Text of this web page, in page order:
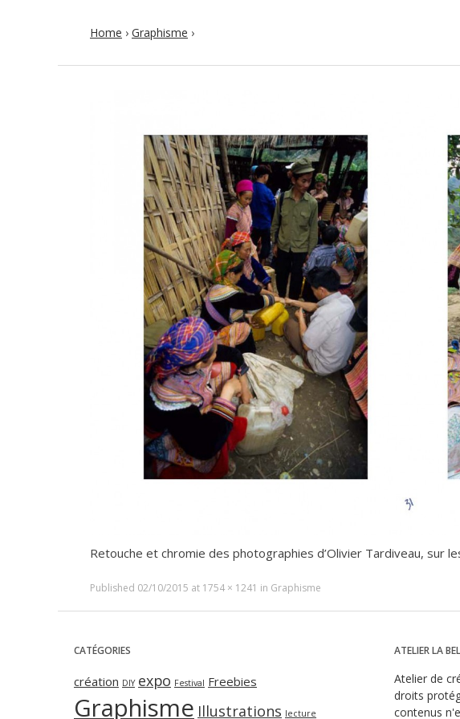
Home › Graphisme ›
Retouche et chromie des photographies d’Olivier Tardiveau, sur
Published 02/10/2015 at 1754 × 1241 in Graphisme
CATÉGORIES
création DIY expo Festival Freebies
Graphisme Illustrations lecture
ATELIER LA
Atelier de
droits
contenus